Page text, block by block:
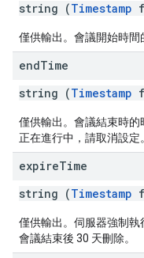
string (Timestamp
僅供輸出。會議開始時間
endTime
string (Timestamp
僅供輸出。會議結束時
正在進行中，請取消設定。
expireTime
string (Timestamp
僅供輸出。伺服器強制
會議結束後 30 天刪除。